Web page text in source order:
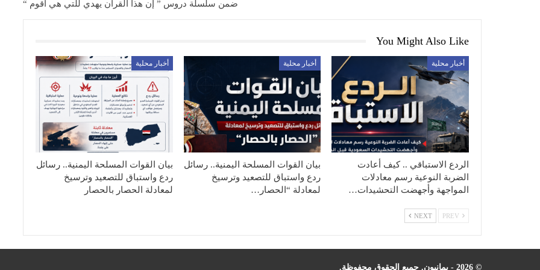
ضمن سلسلة دروس ” إن هذا القرآن يهدي للتي هي أقوم “
You Might Also Like
أخبار محلية
الردع الاستباقي .. كيف أعادت
الضربة النوعية رسم معادلات
المواجهة وأجهضت التحشيدات…
أخبار محلية
بيان القوات المسلحة اليمنية.. رسائل
ردع واستباق للتصعيد وترسيخ
لمعادلة “الحصار…
أخبار محلية
بيان القوات المسلحة اليمنية.. رسائل
ردع واستباق للتصعيد وترسيخ
لمعادلة الحصار بالحصار
NEXT
© 2026 - يمانيون. جميع الحقوق محفوظة.